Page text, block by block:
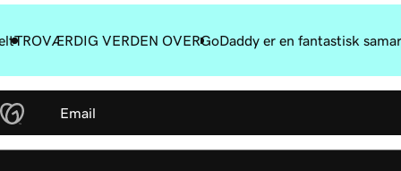
TROVÆRDIG VERDEN OVERGoDaddy er en fantastisk
Email